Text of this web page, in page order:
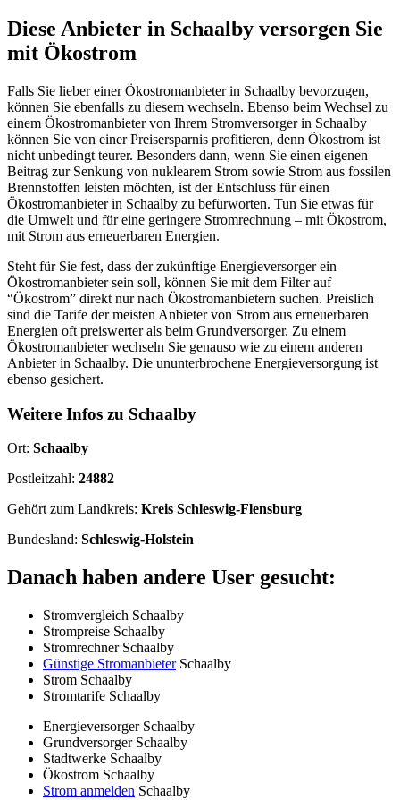
Diese Anbieter in Schaalby versorgen Sie
mit Ökostrom
Falls Sie lieber einer Ökostromanbieter in Schaalby bevorzugen,
können Sie ebenfalls zu diesem wechseln. Ebenso beim Wechsel zu
einem Ökostromanbieter von Ihrem Stromversorger in Schaalby
können Sie von einer Preisersparnis profitieren, denn Ökostrom ist
nicht unbedingt teurer. Besonders dann, wenn Sie einen eigenen
Beitrag zur Senkung von nuklearem Strom sowie Strom aus fossilen
Brennstoffen leisten möchten, ist der Entschluss für einen
Ökostromanbieter in Schaalby zu befürworten. Tun Sie etwas für
die Umwelt und für eine geringere Stromrechnung – mit Ökostrom,
mit Strom aus erneuerbaren Energien.
Steht für Sie fest, dass der zukünftige Energieversorger ein
Ökostromanbieter sein soll, können Sie mit dem Filter auf
“Ökostrom” direkt nur nach Ökostromanbietern suchen. Preislich
sind die Tarife der meisten Anbieter von Strom aus erneuerbaren
Energien oft preiswerter als beim Grundversorger. Zu einem
Ökostromanbieter wechseln Sie genauso wie zu einem anderen
Anbieter in Schaalby. Die ununterbrochene Energieversorgung ist
ebenso gesichert.
Weitere Infos zu Schaalby
Ort: Schaalby
Postleitzahl: 24882
Gehört zum Landkreis: Kreis Schleswig-Flensburg
Bundesland: Schleswig-Holstein
Danach haben andere User gesucht:
Stromvergleich Schaalby
Strompreise Schaalby
Stromrechner Schaalby
Günstige StromanbieterSchaalby
Strom Schaalby
Stromtarife Schaalby
Energieversorger Schaalby
Grundversorger Schaalby
Stadtwerke Schaalby
Ökostrom Schaalby
Strom anmelden Schaalby